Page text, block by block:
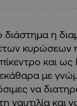
διάστημα η
κυρώσεων η
και
με
να
ναυτιλία και